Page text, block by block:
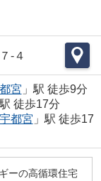
-４
宮 」駅 徒歩9分
駅 徒歩17分
宇都宮 」駅 徒歩17
ーの高循環住宅